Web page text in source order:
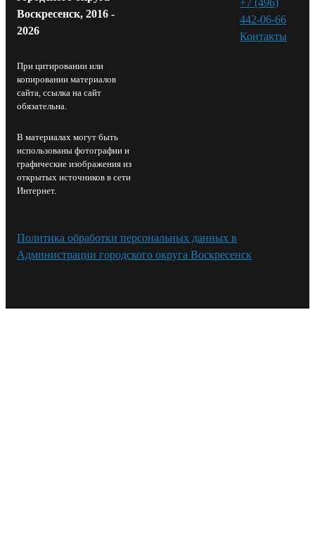
Воскресенск, 2016 -
2026
При цитировании или
копировании материалов
сайта, ссылка на сайт
обязательна.
В материалах могут быть
использованы фотографии и
графические изображения из
открытых источников в сети
Интернет.
442-06-66
Контакты⁠
Политика обработки персональных данных в
Администрации городского округа Воскресенск